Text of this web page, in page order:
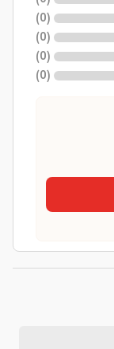
(
0
)
(
0
)
(
0
)
(
0
)